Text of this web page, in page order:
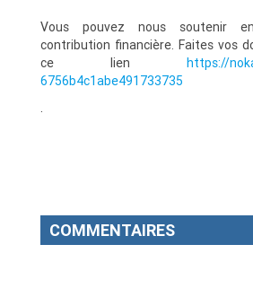
Vous pouvez nous soutenir
contribution financière. Faites vos
ce lien https://
6756b4c1abe491733735
.
COMMENTAIRES